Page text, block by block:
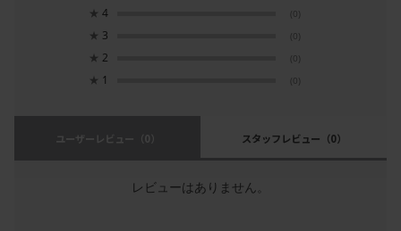
★ 4 (0)
★ 3 (0)
★ 2 (0)
★ 1 (0)
ユーザーレビュー （0） スタッフレビュー （0）
レビューはありません。